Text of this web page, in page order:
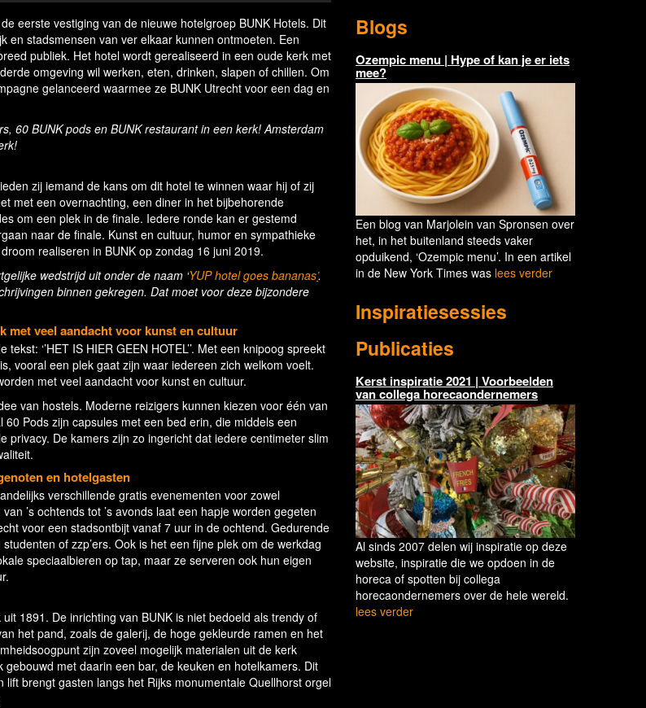
eerste vestiging van de nieuwe hotelgroep BUNK Hotels. Dit
en stadsmensen van ver elkaar kunnen ontmoeten. Een
publiek. Het hotel wordt gerealiseerd in een oude kerk met
omgeving wil werken, eten, drinken, slapen of chillen. Om
gelanceerd waarmee ze BUNK Utrecht voor een dag en
60 BUNK pods en BUNK restaurant in een kerk! Amsterdam
zij iemand de kans om dit hotel te winnen waar hij of zij
met een overnachting, een diner in het bijbehorende
om een plek in de finale. Iedere ronde kan er gestemd
naar de finale. Kunst en cultuur, humor en sympathieke
realiseren in BUNK op zondag 16 juni 2019.
wedstrijd uit onder de naam ‘YUP hotel goes bananas’.
binnen gekregen. Dat moet voor deze bijzondere
met veel aandacht voor kunst en cultuur
‘’HET IS HIER GEEN HOTEL’’. Met een knipoog spreekt
vooral een plek gaat zijn waar iedereen zich welkom voelt.
met veel aandacht voor kunst en cultuur.
van hostels. Moderne reizigers kunnen kiezen voor één van
Pods zijn capsules met een bed erin, die middels een
De kamers zijn zo ingericht dat iedere centimeter slim
en hotelgasten
verschillende gratis evenementen voor zowel
’s ochtends tot ’s avonds laat een hapje worden gegeten
voor een stadsontbijt vanaf 7 uur in de ochtend. Gedurende
of zzp’ers. Ook is het een fijne plek om de werkdag
speciaalbieren op tap, maar ze serveren ook hun eigen
1891. De inrichting van BUNK is niet bedoeld als trendy of
het pand, zoals de galerij, de hoge gekleurde ramen en het
zijn zoveel mogelijk materialen uit de kerk
met daarin een bar, de keuken en hotelkamers. Dit
brengt gasten langs het Rijks monumentale Quellhorst orgel
Blogs
Ozempic menu | Hype of kan je er iets
mee?
Een blog van Marjolein van Spronsen over
het, in het buitenland steeds vaker
opduikend, ‘Ozempic menu’. In een artikel
in de New York Times was lees verder
Inspiratiesessies
Publicaties
Kerst inspiratie 2021 | Voorbeelden
van collega horecaondernemers
Al sinds 2007 delen wij inspiratie op deze
website, inspiratie die we opdoen in de
horeca of spotten bij collega
horecaondernemers over de hele wereld.
lees verder